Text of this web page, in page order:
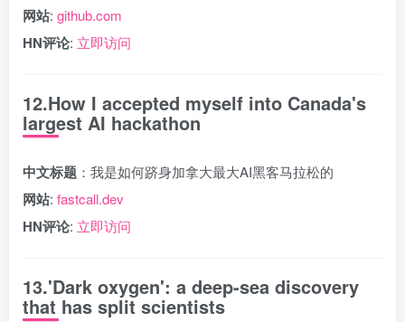
网站: github.com
HN评论: 立即访问
12.How I accepted myself into Canada's
largest AI hackathon
中文标题 ：我是如何跻身加拿大最大AI黑客马拉松的
网站: fastcall.dev
HN评论: 立即访问
13.'Dark oxygen': a deep-sea discovery
that has split scientists